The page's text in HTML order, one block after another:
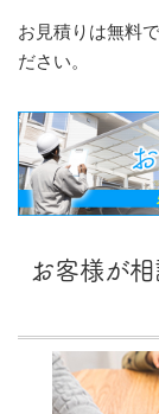
お見積りは無料
ださい。
お客様が